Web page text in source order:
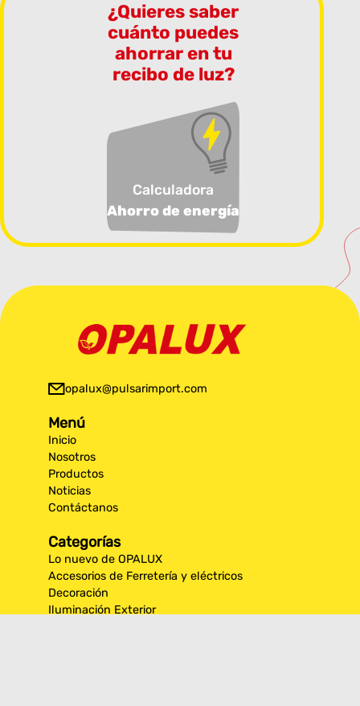
¿Quieres saber
cuánto puedes
ahorrar en tu
recibo de luz?
Calculadora
Ahorro de energía
opalux@pulsarimport.com
Menú
Inicio
Nosotros
Productos
Noticias
Contáctanos
Categorías
Lo nuevo de OPALUX
Accesorios de Ferretería y eléctricos
Decoración
Iluminación Exterior